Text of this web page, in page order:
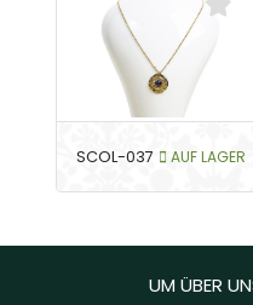
SCOL-037 AUF LAGER
UM ÜBER